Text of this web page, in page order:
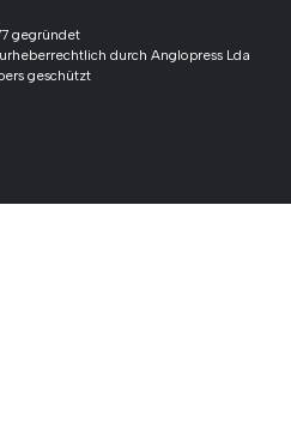
gegründet
durch Anglopress Lda
geschützt